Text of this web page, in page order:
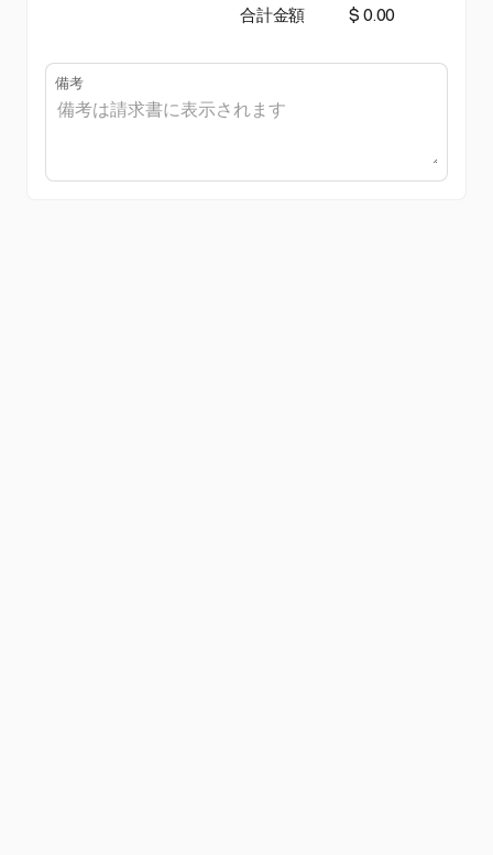
合計金額
$ 0.00
備考